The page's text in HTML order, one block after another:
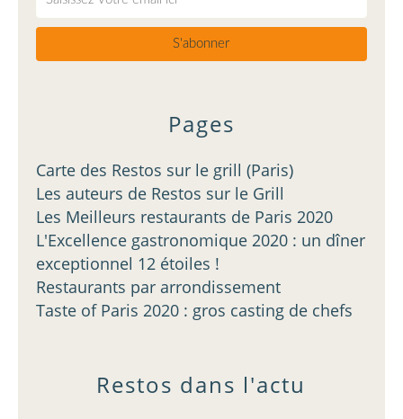
Pages
Carte des Restos sur le grill (Paris)
Les auteurs de Restos sur le Grill
Les Meilleurs restaurants de Paris 2020
L'Excellence gastronomique 2020 : un dîner
exceptionnel 12 étoiles !
Restaurants par arrondissement
Taste of Paris 2020 : gros casting de chefs
Restos dans l'actu